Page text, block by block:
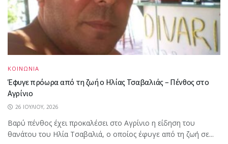
ΚΟΙΝΩΝΙΑ
Έφυγε πρόωρα από τη ζωή ο Ηλίας Τσαβαλιάς – Πένθος στο
Αγρίνιο
26 ΙΟΥΛΊΟΥ, 2026
Βαρύ πένθος έχει προκαλέσει στο Αγρίνιο η είδηση του
θανάτου του Ηλία Τσαβαλιά, ο οποίος έφυγε από τη ζωή σε...